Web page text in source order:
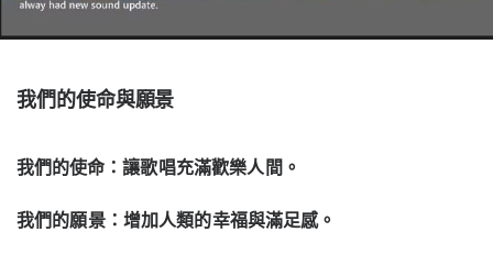
我們的使命與願景
我們的使命：讓歌唱充滿歡樂人間 。
我們的願景：增加人類的幸福與滿足感。